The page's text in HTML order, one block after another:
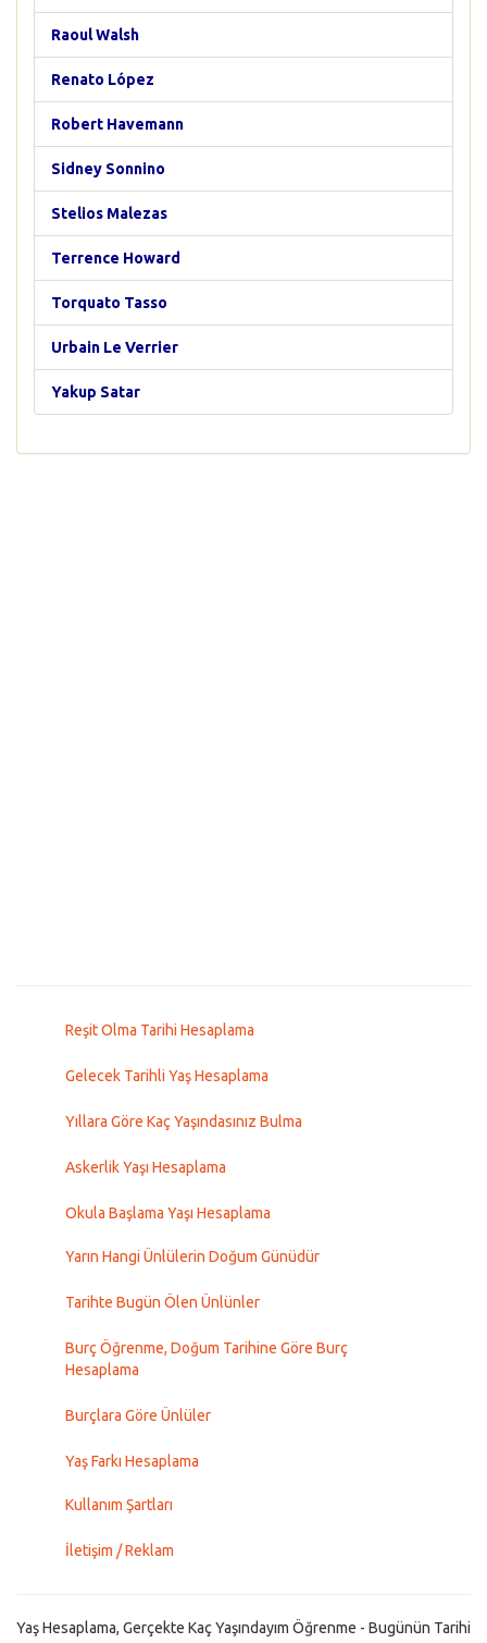
Raoul Walsh
Renato López
Robert Havemann
Sidney Sonnino
Stelios Malezas
Terrence Howard
Torquato Tasso
Urbain Le Verrier
Yakup Satar
Reşit Olma Tarihi Hesaplama
Gelecek Tarihli Yaş Hesaplama
Yıllara Göre Kaç Yaşındasınız Bulma
Askerlik Yaşı Hesaplama
Okula Başlama Yaşı Hesaplama
Yarın Hangi Ünlülerin Doğum Günüdür
Tarihte Bugün Ölen Ünlünler
Burç Öğrenme, Doğum Tarihine Göre Burç
Hesaplama
Burçlara Göre Ünlüler
Yaş Farkı Hesaplama
Kullanım Şartları
İletişim / Reklam
Yaş Hesaplama, Gerçekte Kaç Yaşındayım Öğrenme - Bugünün Tarihi